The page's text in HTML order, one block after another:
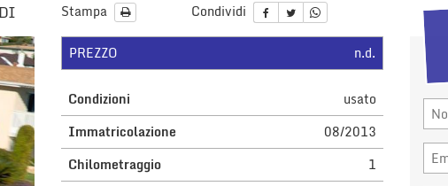
Stampa Condividi
PREZZO n.d.
Condizioni
usato
Immatricolazione
08/2013
Chilometraggio
1